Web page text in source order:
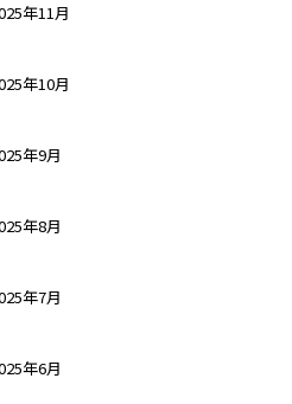
年11月
年10月
年9月
年8月
年7月
年6月